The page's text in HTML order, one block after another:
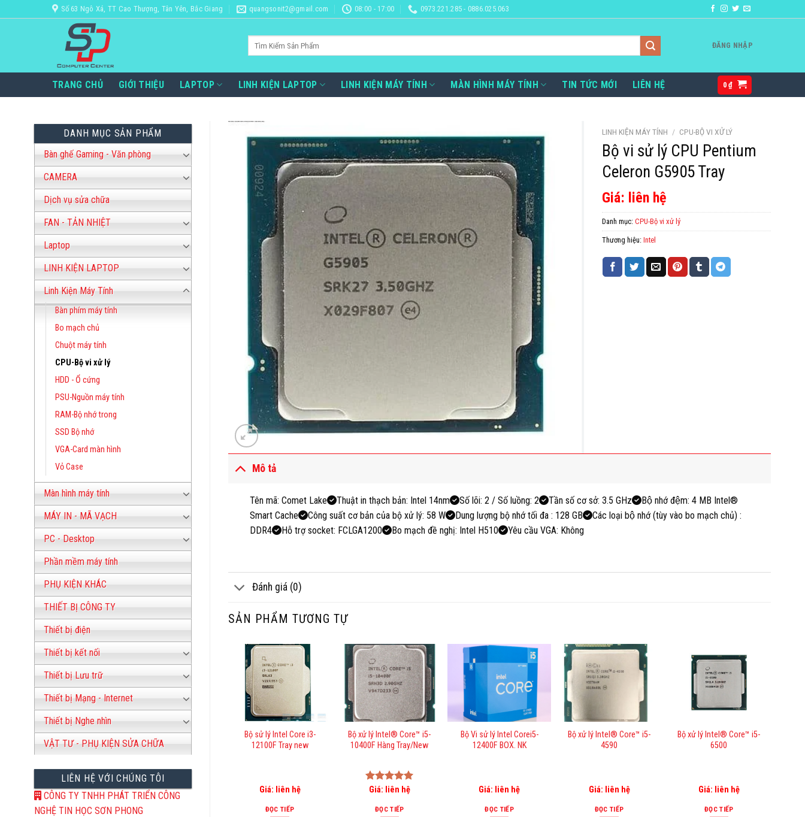
qua
Số 63 Ngô Xá, TT Cao Thượng, Tân Yên, Bắc Giang quangsonit2@gmail.com 08:00 - 17:00 0973.221.285 - 0886.025.063
ĐĂNG NHẬP
TRANG CHỦ GIỚI THIỆU LAPTOP LINH KIỆN LAPTOP LINH KIỆN MÁY TÍNH MÀN HÌNH MÁY TÍNH TIN TỨC MỚI LIÊN HỆ 0₫
DANH MỤC SẢN PHẨM
Bàn ghế Gaming - Văn phòng
CAMERA
Dịch vụ sửa chữa
FAN - TẢN NHIỆT
Laptop
LINH KIỆN LAPTOP
Linh Kiện Máy Tính
Bàn phím máy tính
Bo mạch chủ
Chuột máy tính
CPU-Bộ vi xử lý
HDD - Ổ cứng
PSU-Nguồn máy tính
RAM-Bộ nhớ trong
SSD Bộ nhớ
VGA-Card màn hình
Vỏ Case
Màn hình máy tính
MÁY IN - MÃ VẠCH
PC - Desktop
Phần mềm máy tính
PHỤ KIỆN KHÁC
THIẾT BỊ CÔNG TY
Thiết bị điện
Thiết bị kết nối
Thiết bị Lưu trữ
Thiết bị Mạng - Internet
Thiết bị Nghe nhìn
VẬT TƯ - PHỤ KIỆN SỬA CHỮA
LIÊN HỆ VỚI CHÚNG TÔI
CÔNG TY TNHH PHÁT TRIỂN CÔNG
NGHỆ TIN HỌC SƠN PHONG
LINH KIỆN MÁY TÍNH / CPU-BỘ VI XỬ LÝ
Bộ vi sử lý CPU Pentium
Celeron G5905 Tray
Giá: liên hệ
Danh mục: CPU-Bộ vi xử lý
Thương hiệu: Intel
Mô tả
Tên mã: Comet Lake Thuật in thạch bản: Intel 14nm Số lõi: 2 / Số luồng: 2 Tần số cơ sở: 3.5 GHz
Bộ nhớ đệm: 4 MB Intel®
Smart Cache
Công suất cơ bản của bộ xử lý: 58 W Dung lượng bộ nhớ tối đa : 128 GB
Các loại bộ nhớ (tùy vào bo mạch chủ) :
DDR4
Hỗ trợ socket: FCLGA1200 Bo mạch đề nghị: Intel H510 Yêu cầu VGA: Không
Đánh giá (0)
SẢN PHẨM TƯƠNG TỰ
Bộ sử lý Intel Core i3-
12100F Tray new
Giá: liên hệ
ĐỌC TIẾP
Bộ xử lý Intel® Core™ i5-
10400F Hàng Tray/New
Được xếp
5 sao
Giá: liên hệ
ĐỌC TIẾP
Bộ Vi sử lý Intel Corei5-
12400F BOX. NK
Giá: liên hệ
ĐỌC TIẾP
Bộ xử lý Intel® Core™ i5-
4590
Giá: liên hệ
ĐỌC TIẾP
Bộ xử lý Intel® Core™ i5-
6500
Giá: liên hệ
ĐỌC TIẾP